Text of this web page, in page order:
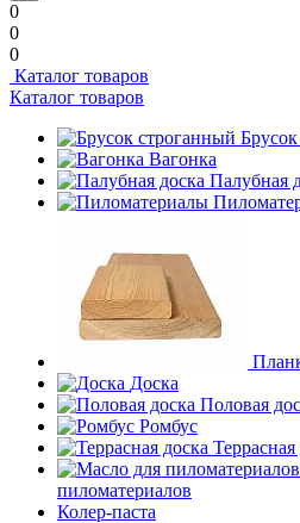
0
0
0
Каталог товаров
Каталог товаров
Вагонка
Палубная
Доска
Половая
Ромбус
Террасная
пиломатериалов
Колер-паста